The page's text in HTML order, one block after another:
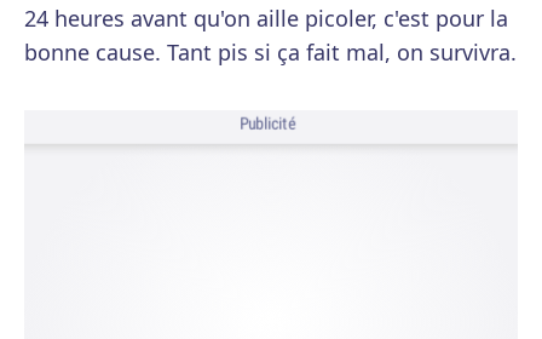
24 heures avant qu'on aille picoler, c'est pour la
bonne cause. Tant pis si ça fait mal, on survivra.
Publicité